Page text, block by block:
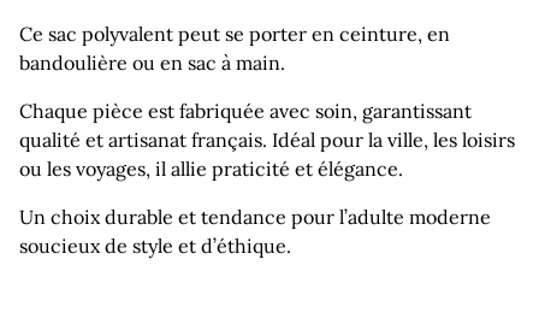
Ce sac polyvalent peut se porter en ceinture, en
bandoulière ou en sac à main.
Chaque pièce est fabriquée avec soin, garantissant
qualité et artisanat français. Idéal pour la ville, les loisirs
ou les voyages, il allie praticité et élégance.
Un choix durable et tendance pour l’adulte moderne
soucieux de style et d’éthique.